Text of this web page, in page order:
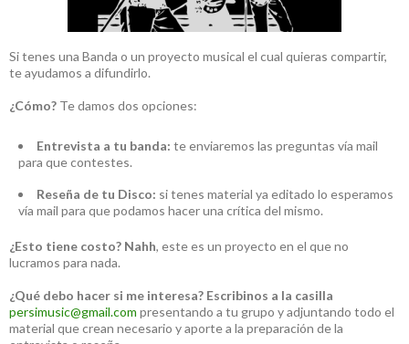
Si tenes una Banda o un proyecto musical el cual quieras compartir,
te ayudamos a difundirlo.
¿Cómo? Te damos dos opciones:
Entrevista a tu banda: te enviaremos las preguntas vía mail
para que contestes.
Reseña de tu Disco: si tenes material ya editado lo esperamos
vía mail para que podamos hacer una crítica del mismo.
¿Esto tiene costo? Nahh, este es un proyecto en el que no
lucramos para nada.
¿Qué debo hacer si me interesa? Escribinos a la casilla
persimusic@gmail.com presentando a tu grupo y adjuntando todo el
material que crean necesario y aporte a la preparación de la